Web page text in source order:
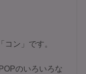
コン」です。
のいろいろな